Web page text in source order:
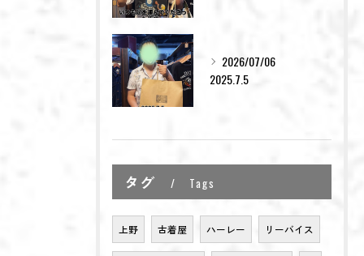
2026/07/06
2025.7.5
タグ Tags
上野 古着屋 ハーレー リーバイス